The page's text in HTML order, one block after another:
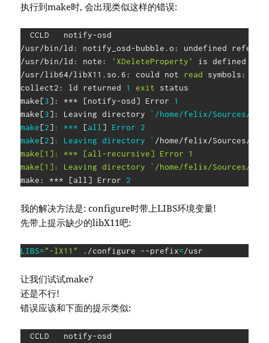
执行到make时, 会出现类似这样的错误:
  CCLD   notify-osd
/usr/bin/ld: notify_osd-bubble.o: undefined
/usr/bin/ld: note:
'XDeleteProperty' is defined
/usr/lib64/libX11.so.6: could not read symbols:
collect2: ld returned 1 exit status
make[3]: *** [notify-osd] Error 1
make[3]: Leaving directory ` /home/felix/Sources/
make[2]: *** [all] Error 2
make[2]: Leaving directory ` /home/felix/Sources/
make[1]: *** [all-recursive] Error 1
make[1]: Leaving directory `/home/felix/Sources/
make: *** [all] Error 2
我的解决方法是: configure时带上LIBS环境变量!
先带上提示缺少的libX11吧:
LIBS="-lX11" ./configure --prefix=/usr
让我们试试make?
还是不行!
错误应该和下面的提示类似:
  CCLD   notify-osd